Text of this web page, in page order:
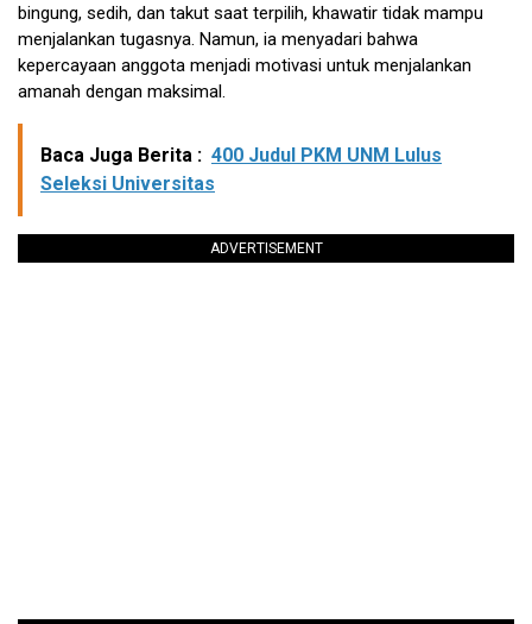
bingung, sedih, dan takut saat terpilih, khawatir tidak mampu
menjalankan tugasnya. Namun, ia menyadari bahwa
kepercayaan anggota menjadi motivasi untuk menjalankan
amanah dengan maksimal.
Baca Juga Berita : 400 Judul PKM UNM Lulus
Seleksi Universitas
ADVERTISEMENT